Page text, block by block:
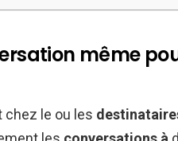
même
chez le ou les